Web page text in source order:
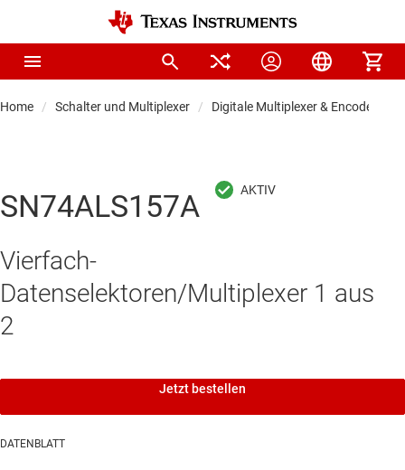
Home Schalter und Multiplexer Digitale Multiplexer & Encoder
SN74ALS157A
Vierfach-
Datenselektoren/Multiplexer 1 aus
2
Jetzt bestellen
DATENBLATT